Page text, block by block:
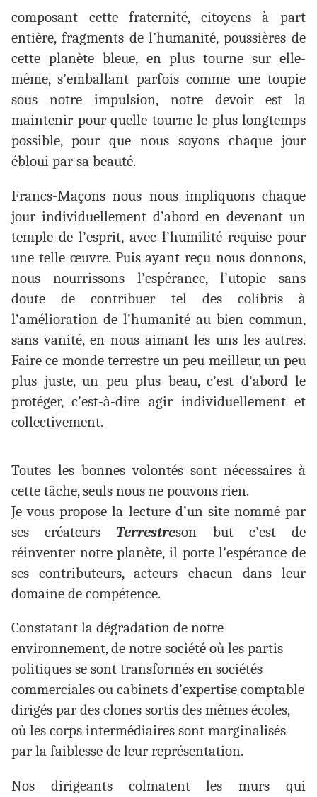
composant cette fraternité, citoyens à part
entière, fragments de l’humanité, poussières de
cette planète bleue, en plus tourne sur elle-
même, s’emballant parfois comme une toupie
sous notre impulsion, notre devoir est la
maintenir pour quelle tourne le plus longtemps
possible, pour que nous soyons chaque jour
ébloui par sa beauté.
Francs-Maçons nous nous impliquons chaque
jour individuellement d’abord en devenant un
temple de l’esprit, avec l’humilité requise pour
une telle œuvre. Puis ayant reçu nous donnons,
nous nourrissons l’espérance, l’utopie sans
doute de contribuer tel des colibris à
l’amélioration de l’humanité au bien commun,
sans vanité, en nous aimant les uns les autres.
Faire ce monde terrestre un peu meilleur, un peu
plus juste, un peu plus beau, c’est d’abord le
protéger, c’est-à-dire agir individuellement et
collectivement.
Toutes les bonnes volontés sont nécessaires à
cette tâche, seuls nous ne pouvons rien.
Je vous propose la lecture d’un site nommé par
ses créateurs Terrestreson but c’est de
réinventer notre planète, il porte l’espérance de
ses contributeurs, acteurs chacun dans leur
domaine de compétence.
Constatant la dégradation de notre
environnement, de notre société où les partis
politiques se sont transformés en sociétés
commerciales ou cabinets d’expertise comptable
dirigés par des clones sortis des mêmes écoles,
où les corps intermédiaires sont marginalisés
par la faiblesse de leur représentation.
Nos dirigeants colmatent les murs qui